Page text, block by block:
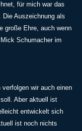
für mich war das
Auszeichnung als
große Ehre, auch wenn
Schumacher im
verfolgen wir auch einen
Aber aktuell ist
entwickelt sich
ist noch nichts